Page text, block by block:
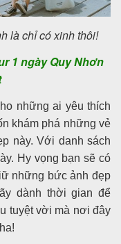
là chỉ có xinh thôi!
1 ngày Quy Nhơn
những ai yêu thích
khám phá những vẻ
này. Với danh sách
Hy vọng bạn sẽ có
những bức ảnh đẹp
dành thời gian để
tuyệt vời mà nơi đây